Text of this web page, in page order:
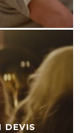
DEVIS